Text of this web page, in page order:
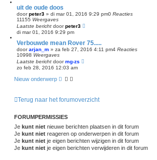
uit de oude doos
doorpeter3 » di mar 01, 2016 9:29 pm0 Reacties
11155 Weergaves
Laatste bericht doorpeter3
di mar 01, 2016 9:29 pm
Verbouwde mean Rover 75.....
doorarjan_m » za feb 27, 2016 4:11 pm4 Reacties
10998 Weergaves
Laatste bericht doormg-zs
zo feb 28, 2016 12:03 am
Nieuw onderwerp
Terug naar het forumoverzicht
FORUMPERMISSIES
Je kunt niet nieuwe berichten plaatsen in dit forum
Je kunt niet reageren op onderwerpen in dit forum
Je kunt niet je eigen berichten wijzigen in dit forum
Je kunt niet je eigen berichten verwijderen in dit forum